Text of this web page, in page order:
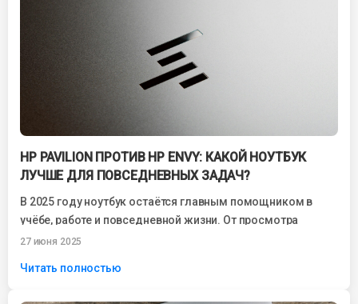
HP PAVILION ПРОТИВ HP ENVY: КАКОЙ НОУТБУК
ЛУЧШЕ ДЛЯ ПОВСЕДНЕВНЫХ ЗАДАЧ?
В 2025 году ноутбук остаётся главным помощником в
учёбе, работе и повседневной жизни. От просмотра
фильмов до онлайн-конференций, от написания...
27 июня 2025
Читать полностью